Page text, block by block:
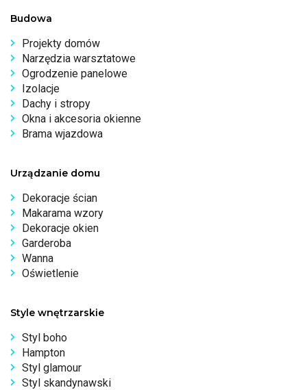
Budowa
Projekty domów
Narzędzia warsztatowe
Ogrodzenie panelowe
Izolacje
Dachy i stropy
Okna i akcesoria okienne
Brama wjazdowa
Urządzanie domu
Dekoracje ścian
Makarama wzory
Dekoracje okien
Garderoba
Wanna
Oświetlenie
Style wnętrzarskie
Styl boho
Hampton
Styl glamour
Styl skandynawski